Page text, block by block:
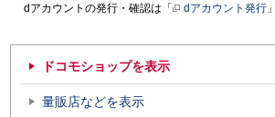
dアカウントの発行・確認は「
dアカウント発行
ドコモショップを表示
量販店などを表示